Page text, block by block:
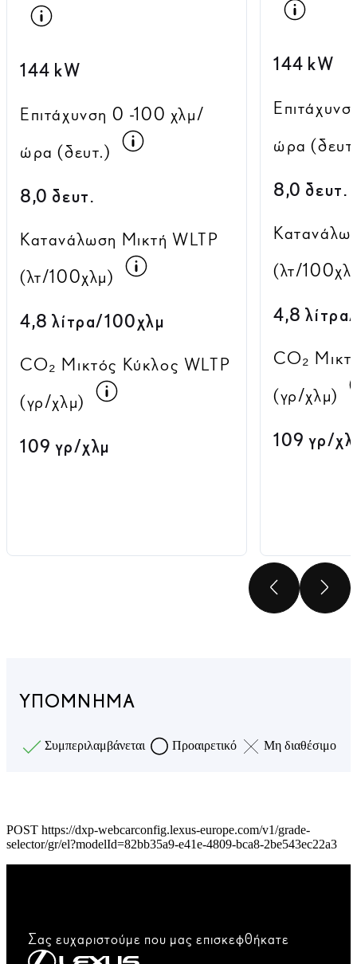
Όλα τα αριθμητικά στοιχεία
144 kW
Επιτάχυνση 0 -100 χλμ/
ώρα (δευτ.)
Όλα τα αριθμητικά
8,0 δευτ.
Κατανάλωση Μικτή WLTP
(λτ/100χλμ)
Όλα τα αριθμητικά
4,8 λίτρα/100χλμ
CO₂ Μικτός Κύκλος WLTP
(γρ/χλμ)
Όλα τα αριθμητικά
109 γρ/χλμ
144 kW
ώρα
8,0 δευτ.
(λτ/
4,8
CO₂
(γρ/χλμ)
109 γρ/
ΥΠΌΜΝΗΜΑ
Συμπεριλαμβάνεται Προαιρετικό Μη διαθέσιμο
POST https://dxp-webcarconfig.lexus-europe.com/v1/grade-
selector/gr/el?modelId=82bb35a9-e41e-4809-bca8-2be543ec22a3
Σας ευχαριστούμε που μας επισκεφθήκατε